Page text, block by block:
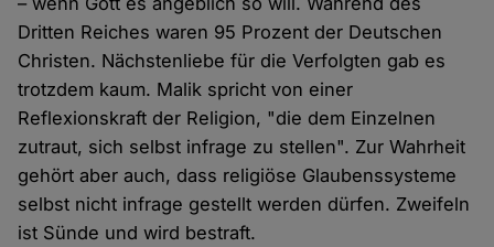
Dritten Reiches waren 95 Prozent der Deutschen
Christen. Nächstenliebe für die Verfolgten gab es
trotzdem kaum. Malik spricht von einer
Reflexionskraft der Religion, "die dem Einzelnen
zutraut, sich selbst infrage zu stellen". Zur Wahrheit
gehört aber auch, dass religiöse Glaubenssysteme
selbst nicht infrage gestellt werden dürfen. Zweifeln
ist Sünde und wird bestraft.